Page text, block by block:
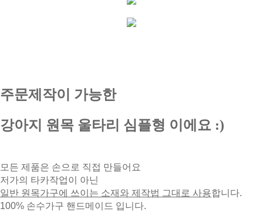
주문제작이 가능한
강아지 원목 울타리 심플형 이에요 :)
모든 제품은 손으로 직접 만들어요
저가의 타카작업이 아닌
일반 원목가구에 쓰이는 소재와 제작법 그대로 사용합니다.
100% 손수가구 핸드메이드 입니다.